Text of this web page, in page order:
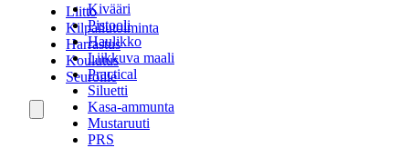
Kivääri
Pistooli
Haulikko
Liikkuva maali
Practical
Siluetti
Kasa-ammunta
Mustaruuti
PRS
Liitto
Kilpailutoiminta
Harrastus
Koulutus
Seuroille